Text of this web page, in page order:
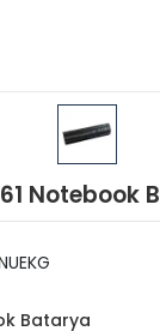
Notebook
Batarya